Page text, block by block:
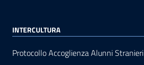
INTERCULTURA
Protocollo Accoglienza Alunni Stranieri